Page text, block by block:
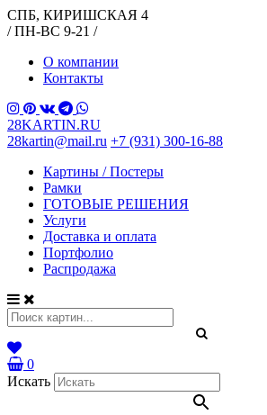
СПБ, КИРИШСКАЯ 4
/ ПН-ВС 9-21 /
О компании
Контакты
28KARTIN.RU
28kartin@mail.ru +7 (931) 300-16-88
Картины / Постеры
Рамки
ГОТОВЫЕ РЕШЕНИЯ
Услуги
Доставка и оплата
Портфолио
Распродажа
0
Искать